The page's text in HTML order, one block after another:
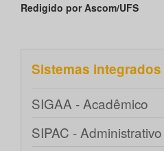
Redigido por Ascom/UFS
Sistemas integrados
SIGAA - Acadêmico
SIPAC - Administrativo